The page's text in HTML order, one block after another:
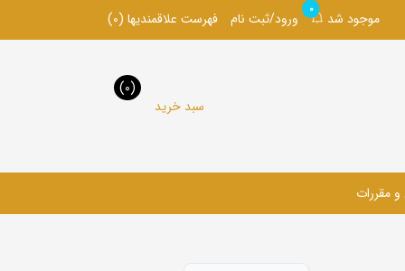
موجود شد
0
ورود/ثبت نام فهرست علاقمندیها (0)
سبد خرید
(0)
و مقررات